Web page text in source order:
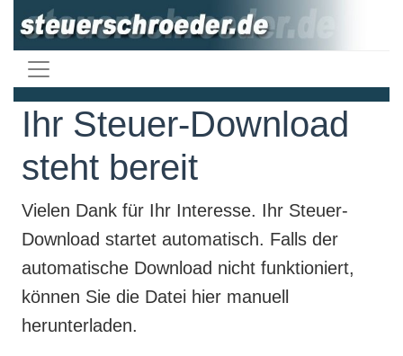
Ihr Steuer-Download
steht bereit
Vielen Dank für Ihr Interesse. Ihr Steuer-
Download startet automatisch. Falls der
automatische Download nicht funktioniert,
können Sie die Datei hier manuell
herunterladen.